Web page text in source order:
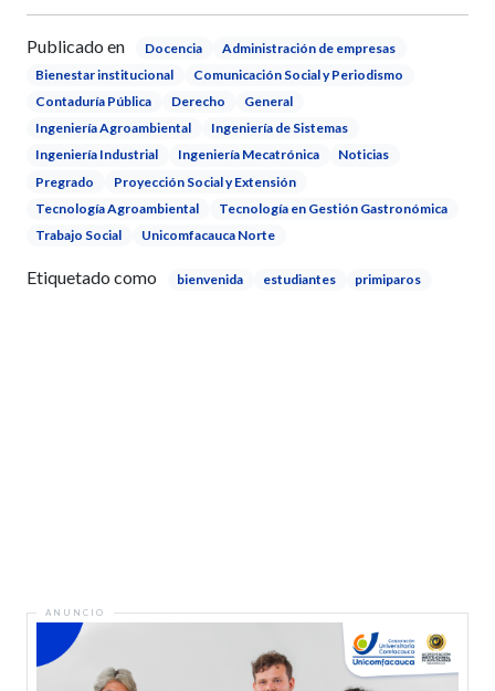
Publicado en Docencia
Administración de empresas
Bienestar institucional
Comunicación Social y Periodismo
Contaduría Pública
Derecho
General
Ingeniería Agroambiental
Ingeniería de Sistemas
Ingeniería Industrial
Ingeniería Mecatrónica
Noticias
Pregrado
Proyección Social y Extensión
Tecnología Agroambiental
Tecnología en Gestión Gastronómica
Trabajo Social
Unicomfacauca Norte
Etiquetado como bienvenida estudiantes primiparos